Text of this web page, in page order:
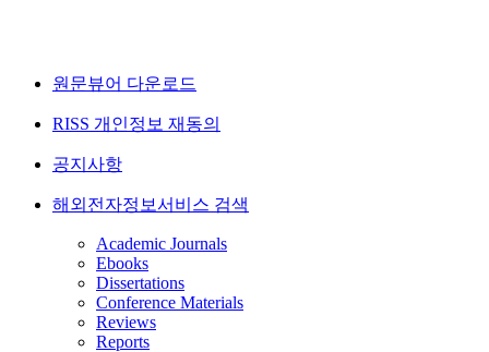
원문뷰어 다운로드
RISS 개인정보 재동의
공지사항
해외전자정보서비스 검색
Academic Journals
Ebooks
Dissertations
Conference Materials
Reviews
Reports